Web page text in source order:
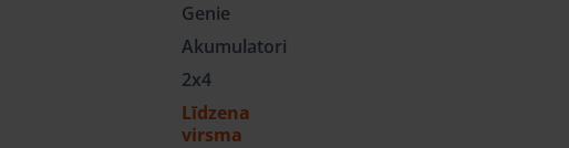
Genie
Akumulatori
2x4
Līdzena
virsma